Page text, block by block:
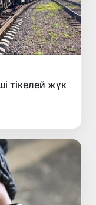
тікелей жүк